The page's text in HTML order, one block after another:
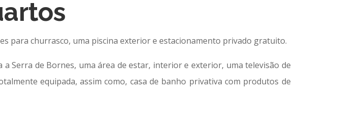
para churrasco, uma piscina exterior e estacionamento privado gratuito.
Serra de Bornes, uma área de estar, interior e exterior, uma televisão de
equipada, assim como, casa de banho privativa com produtos de